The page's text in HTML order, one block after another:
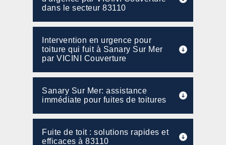
dans le secteur 83110
Intervention en urgence pour
toiture qui fuit à Sanary Sur Mer
par VICINI Couverture
Sanary Sur Mer: assistance
immédiate pour fuites de toitures
Fuite de toit : solutions rapides et
efficaces à 83110